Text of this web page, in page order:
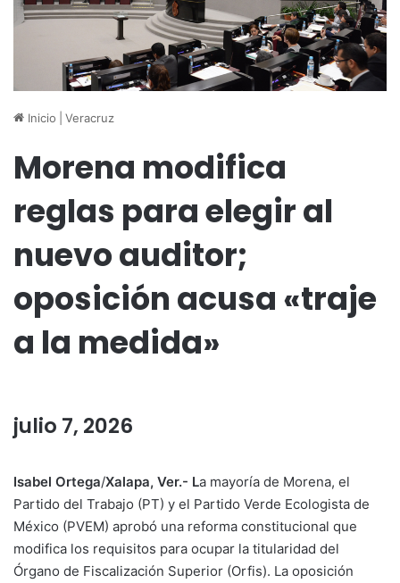
Inicio Veracruz
Morena modifica
reglas para elegir al
nuevo auditor;
oposición acusa «traje
a la medida»
julio 7, 2026
Isabel Ortega/Xalapa, Ver.- La mayoría de Morena, el
Partido del Trabajo (PT) y el Partido Verde Ecologista de
México (PVEM) aprobó una reforma constitucional que
modifica los requisitos para ocupar la titularidad del
Órgano de Fiscalización Superior (Orfis). La oposición